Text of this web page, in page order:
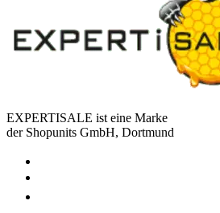
EXPERTISALE ist eine Marke
der Shopunits GmbH, Dortmund